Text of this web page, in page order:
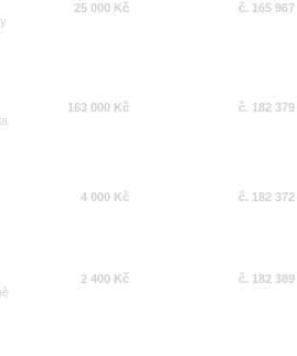
25 000 Kč č. 165 967
163 000 Kč č. 182 379
4 000 Kč č. 182 372
2 400 Kč č. 182 389